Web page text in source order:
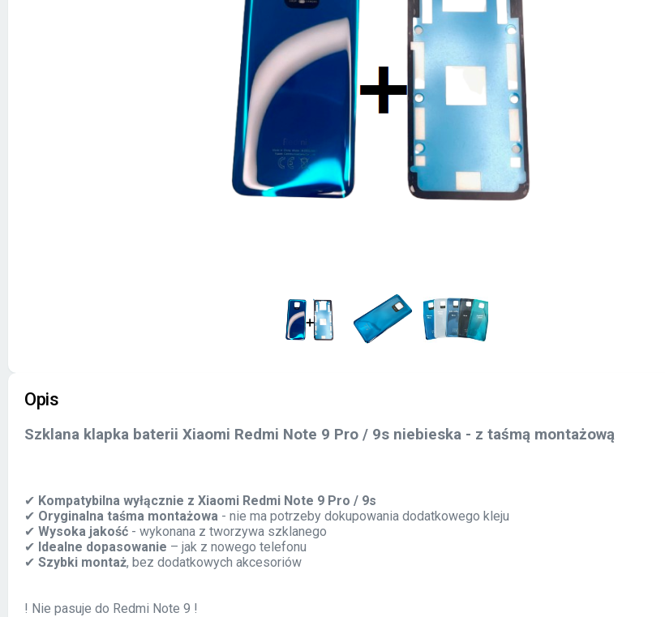
Opis
Szklana klapka baterii Xiaomi Redmi Note 9 Pro / 9s niebieska - z taśmą montażową
✔ Kompatybilna wyłącznie z Xiaomi Redmi Note 9 Pro / 9s
✔ Oryginalna taśma montażowa - nie ma potrzeby dokupowania dodatkowego kleju
✔ Wysoka jakość - wykonana z tworzywa szklanego
✔ Idealne dopasowanie – jak z nowego telefonu
✔ Szybki montaż, bez dodatkowych akcesoriów
! Nie pasuje do Redmi Note 9 !